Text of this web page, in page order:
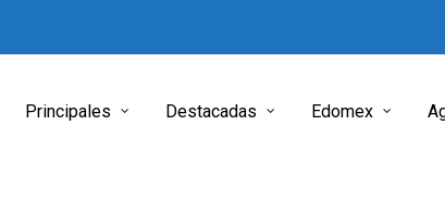
Principales Destacadas Edomex